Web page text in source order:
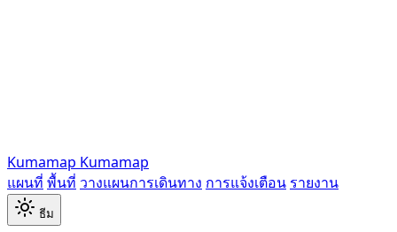
Kumamap Kumamap
แผนที่ พื้นที่ วางแผนการเดินทาง การแจ้งเตือน รายงาน
ธีม